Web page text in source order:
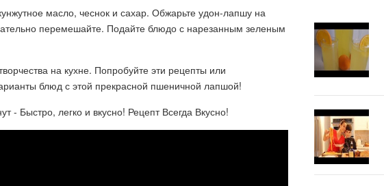
масло, чеснок и сахар. Обжарьте удон-лапшу на
перемешайте. Подайте блюдо с нарезанным зеленым
на кухне. Попробуйте эти рецепты или
блюд с этой прекрасной пшеничной лапшой!
легко и вкусно! Рецепт Всегда Вкусно!